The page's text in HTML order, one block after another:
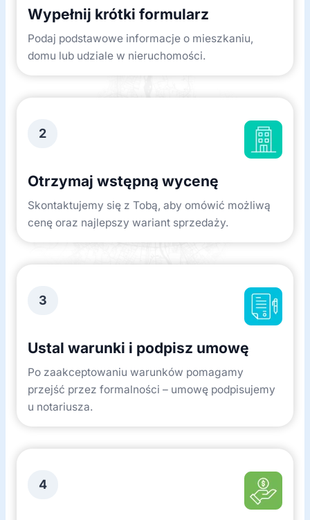
Wypełnij krótki formularz
Podaj podstawowe informacje o mieszkaniu,
domu lub udziale w nieruchomości.
2
Otrzymaj wstępną wycenę
Skontaktujemy się z Tobą, aby omówić możliwą
cenę oraz najlepszy wariant sprzedaży.
3
Ustal warunki i podpisz umowę
Po zaakceptowaniu warunków pomagamy
przejść przez formalności – umowę podpisujemy
u notariusza.
4